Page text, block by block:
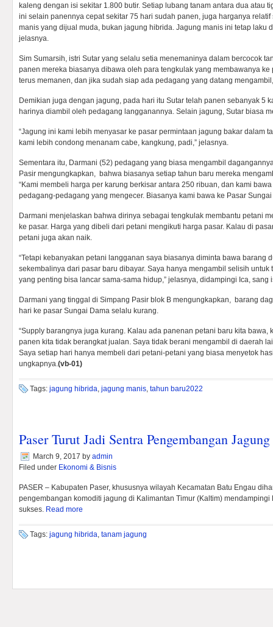
kaleng dengan isi sekitar 1.800 butir. Setiap lubang tanam antara dua atau
ini selain panennya cepat sekitar 75 hari sudah panen, juga harganya
manis yang dijual muda, bukan jagung hibrida. Jagung manis ini tetap laku
jelasnya.
Sim Sumarsih, istri Sutar yang selalu setia menemaninya dalam bercocok
panen mereka biasanya dibawa oleh para tengkulak yang membawanya ke
terus memanen, dan jika sudah siap ada pedagang yang datang
Demikian juga dengan jagung, pada hari itu Sutar telah panen sebanyak 5
harinya diambil oleh pedagang langganannya. Selain jagung, Sutar biasa
“Jagung ini kami lebih menyasar ke pasar permintaan jagung bakar dalam
kami lebih condong menanam cabe, kangkung, padi,” jelasnya.
Sementara itu, Darmani (52) pedagang yang biasa mengambil
Pasir mengungkapkan, bahwa biasanya setiap tahun baru mereka
“Kami membeli harga per karung berkisar antara 250 ribuan, dan kami
pedagang-pedagang yang mengecer. Biasanya kami bawa ke Pasar
Darmani menjelaskan bahwa dirinya sebagai tengkulak membantu petani
ke pasar. Harga yang dibeli dari petani mengikuti harga pasar. Kalau di
petani juga akan naik.
“Tetapi kebanyakan petani langganan saya biasanya diminta bawa barang
sekembalinya dari pasar baru dibayar. Saya hanya mengambil selisih
yang penting bisa lancar sama-sama hidup,” jelasnya, didampingi Ica, sang
Darmani yang tinggal di Simpang Pasir blok B mengungkapkan, barang
hari ke pasar Sungai Dama selalu kurang.
“Supply barangnya juga kurang. Kalau ada panenan petani baru kita bawa,
panen kita tidak berangkat jualan. Saya tidak berani mengambil di daerah
Saya setiap hari hanya membeli dari petani-petani yang biasa menyetok
ungkapnya.(vb-01)
Tags: jagung hibrida, jagung manis, tahun baru2022
Paser Turut Jadi Sentra Pengembangan
March 9, 2017 by admin
Filed under Ekonomi & Bisnis
PASER – Kabupaten Paser, khususnya wilayah Kecamatan Batu Engau
pengembangan komoditi jagung di Kalimantan Timur (Kaltim)
sukses. Read more
Tags: jagung hibrida, tanam jagung